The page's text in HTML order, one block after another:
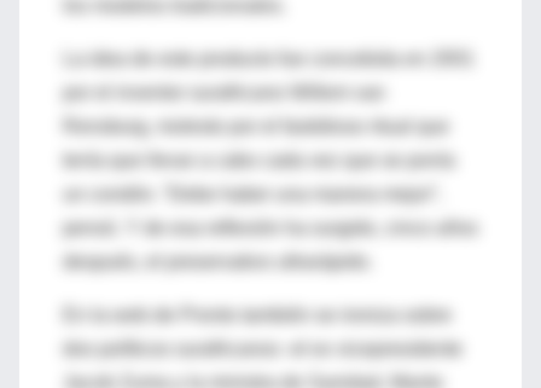
pensó. Y de esa reflexión ha surgido, cinco años